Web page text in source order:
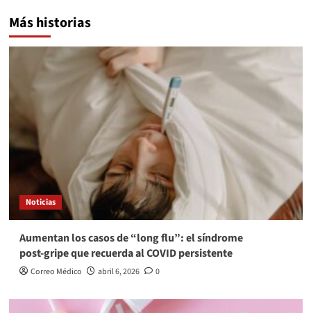
Más historias
Noticias
Aumentan los casos de “long flu”: el síndrome
post‑gripe que recuerda al COVID persistente
Correo Médico abril 6, 2026 0